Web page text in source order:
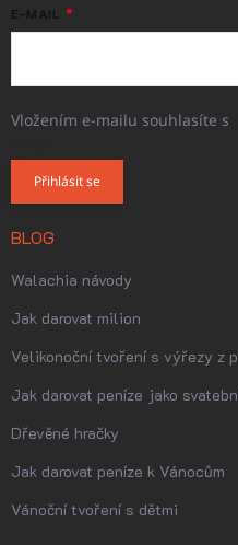
E-MAIL
Vložením e-mailu souhlasíte s
Přihlásit se
BLOG
Walachia návody
Jak darovat milion
Velikonoční tvoření s výřezy z
Jak darovat peníze jako
Dřevěné hračky
Jak darovat peníze k Vánocům
Vánoční tvoření s dětmi